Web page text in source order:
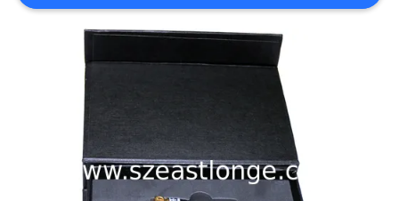
NOUVELLES
DEMANDER
UN DEVIS